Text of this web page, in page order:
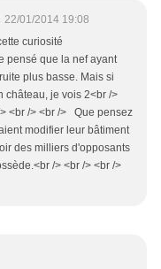
22/01/2014 19:08
curiosité
pensé que la nef ayant
plus basse. Mais si
château, je vois 2<br />
<br /> <br /> Que pensez
modifier leur bâtiment
des milliers d'opposants
/> <br /> <br />